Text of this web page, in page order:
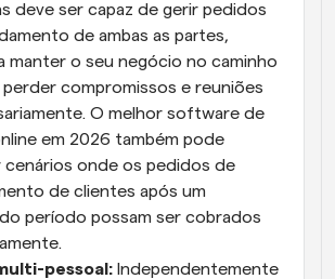
deve ser capaz de gerir pedidos
de ambas as partes,
manter o seu negócio no caminho
compromissos e reuniões
O melhor software de
em 2026 também pode
onde os pedidos de
de clientes após um
período possam ser cobrados
pessoal: Independentemente